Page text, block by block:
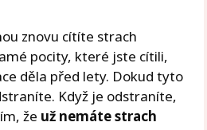
znovu cítíte strach
pocity, které jste cítili,
děla před lety. Dokud tyto
Když je odstraníte,
že už nemáte strach